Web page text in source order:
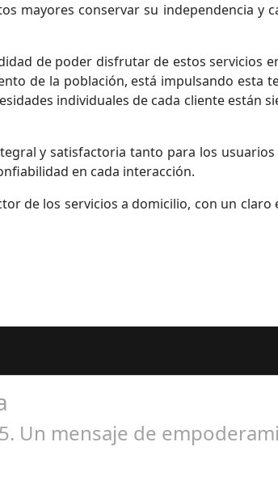
mayores conservar su independencia y
de poder disfrutar de estos servicios
de la población, está impulsando esta
individuales de cada cliente están
y satisfactoria tanto para los
en cada interacción.
de los servicios a domicilio, con un claro
Un mensaje de